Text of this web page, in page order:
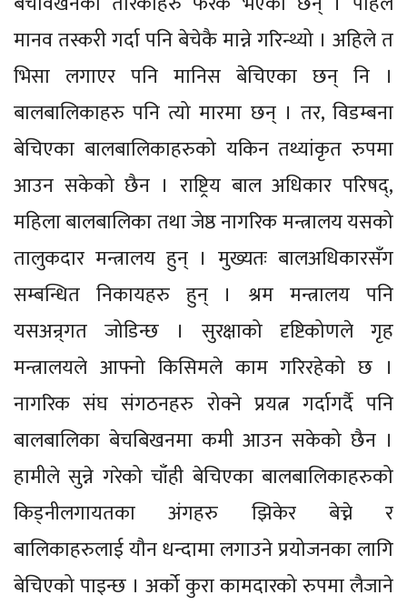
मानव तस्करी गर्दा पनि बेचेकै मान्ने गरिन्थ्यो । अहिले त
भिसा लगाएर पनि मानिस बेचिएका छन् नि ।
बालबालिकाहरु पनि त्यो मारमा छन् । तर, विडम्बना
बेचिएका बालबालिकाहरुको यकिन तथ्यांकृत रुपमा
आउन सकेको छैन । राष्ट्रिय बाल अधिकार परिषद्,
महिला बालबालिका तथा जेष्ठ नागरिक मन्त्रालय यसको
तालुकदार मन्त्रालय हुन् । मुख्यतः बालअधिकारसँग
सम्बन्धित निकायहरु हुन् । श्रम मन्त्रालय पनि
यसअन्र्गत जोडिन्छ । सुरक्षाको दृष्टिकोणले गृह
मन्त्रालयले आफ्नो किसिमले काम गरिरहेको छ ।
नागरिक संघ संगठनहरु रोक्ने प्रयत्न गर्दागर्दै पनि
बालबालिका बेचबिखनमा कमी आउन सकेको छैन ।
हामीले सुन्ने गरेको चाँही बेचिएका बालबालिकाहरुको
किड्नीलगायतका अंगहरु झिकेर बेच्ने र
बालिकाहरुलाई यौन धन्दामा लगाउने प्रयोजनका लागि
बेचिएको पाइन्छ । अर्को कुरा कामदारको रुपमा लैजाने